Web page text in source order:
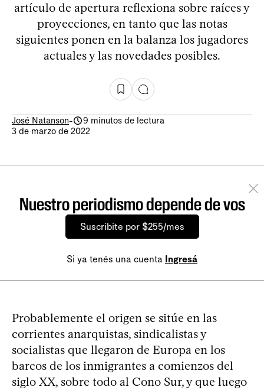
artículo de apertura reflexiona sobre raíces y
proyecciones, en tanto que las notas
siguientes ponen en la balanza los jugadores
actuales y las novedades posibles.
José Natanson-
9 minutos de lectura
3 de marzo de 2022
Nuestro periodismo depende de vos
Suscribite por $255/mes
Si ya tenés una cuenta Ingresá
Probablemente el origen se sitúe en las
corrientes anarquistas, sindicalistas y
socialistas que llegaron de Europa en los
barcos de los inmigrantes a comienzos del
siglo XX, sobre todo al Cono Sur, y que luego